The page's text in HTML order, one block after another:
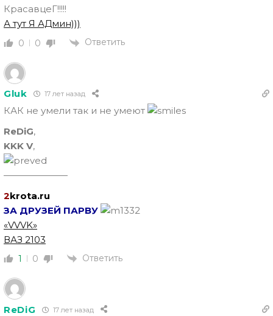
КрасавцеГ!!!!!
А тут Я АДмин)))
0 0 Ответить
Gluk 17 лет назад
КАК не умели так и не умеют
ReDiG,
KKK V,
———————
2krota.ru
ЗА ДРУЗЕЙ ПАРВУ
«VVVK»
ВАЗ 2103
1 0 Ответить
ReDiG 17 лет назад